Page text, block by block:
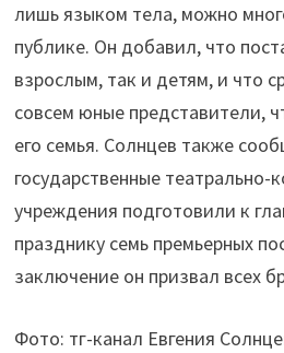
лишь языком тела, можно
публике. Он добавил, что
взрослым, так и детям, и что
совсем юные представители,
его семья. Солнцев также
государственные театрально-
учреждения подготовили к
празднику семь премьерных
заключение он призвал всех
Фото: тг-канал Евгения